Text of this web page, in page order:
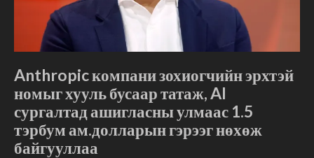
Anthropic компани зохиогчийн эрхтэй
номыг хууль бусаар татаж, AI
сургалтад ашигласны улмаас 1.5
тэрбум ам.долларын гэрээг нөхөж
байгууллаа